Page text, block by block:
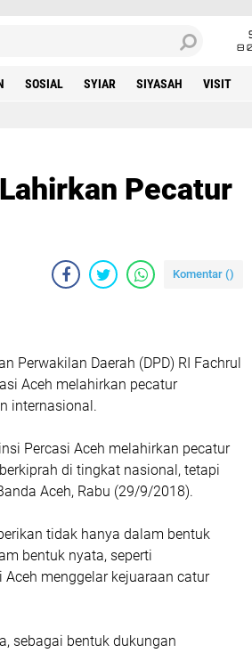
8
SOSIAL SYIAR SIYASAH VISIT
Pecatur
Komentar ()
Perwakilan Daerah (DPD) RI Fachrul
Aceh melahirkan pecatur
internasional.
Percasi Aceh melahirkan pecatur
di tingkat nasional, tetapi
Aceh, Rabu (29/9/2018).
tidak hanya dalam bentuk
bentuk nyata, seperti
menggelar kejuaraan catur
sebagai bentuk dukungan